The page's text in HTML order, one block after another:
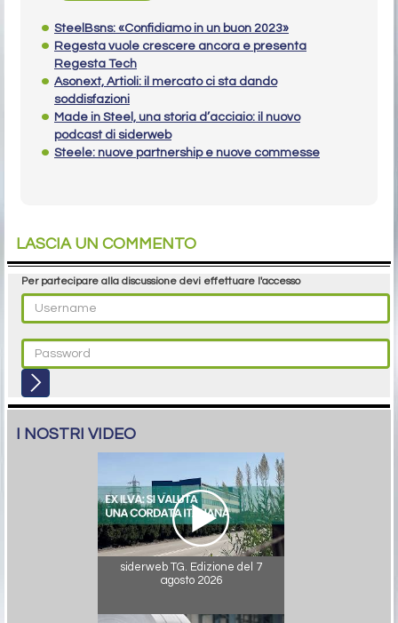
SteelBsns: «Confidiamo in un buon 2023»
Regesta vuole crescere ancora e presenta
Regesta Tech
Asonext, Artioli: il mercato ci sta dando
soddisfazioni
Made in Steel, una storia d’acciaio: il nuovo
podcast di siderweb
Steele: nuove partnership e nuove commesse
LASCIA UN COMMENTO
Per partecipare alla discussione devi effettuare l'accesso
I NOSTRI VIDEO
siderweb TG. Edizione del 7
agosto 2026